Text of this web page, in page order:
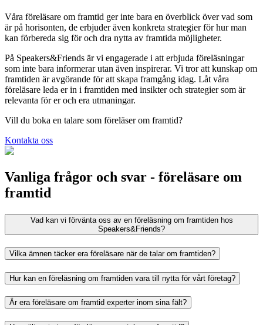
Våra föreläsare om framtid ger inte bara en överblick över vad som
är på horisonten, de erbjuder även konkreta strategier för hur man
kan förbereda sig för och dra nytta av framtida möjligheter.
På Speakers&Friends är vi engagerade i att erbjuda föreläsningar
som inte bara informerar utan även inspirerar. Vi tror att kunskap om
framtiden är avgörande för att skapa framgång idag. Låt våra
föreläsare leda er in i framtiden med insikter och strategier som är
relevanta för er och era utmaningar.
Vill du boka en talare som föreläser om framtid?
Kontakta oss
Vanliga frågor och svar - föreläsare om
framtid
Vad kan vi förvänta oss av en föreläsning om framtiden hos
Speakers&Friends?
Vilka ämnen täcker era föreläsare när de talar om framtiden?
Hur kan en föreläsning om framtiden vara till nytta för vårt företag?
Är era föreläsare om framtid experter inom sina fält?